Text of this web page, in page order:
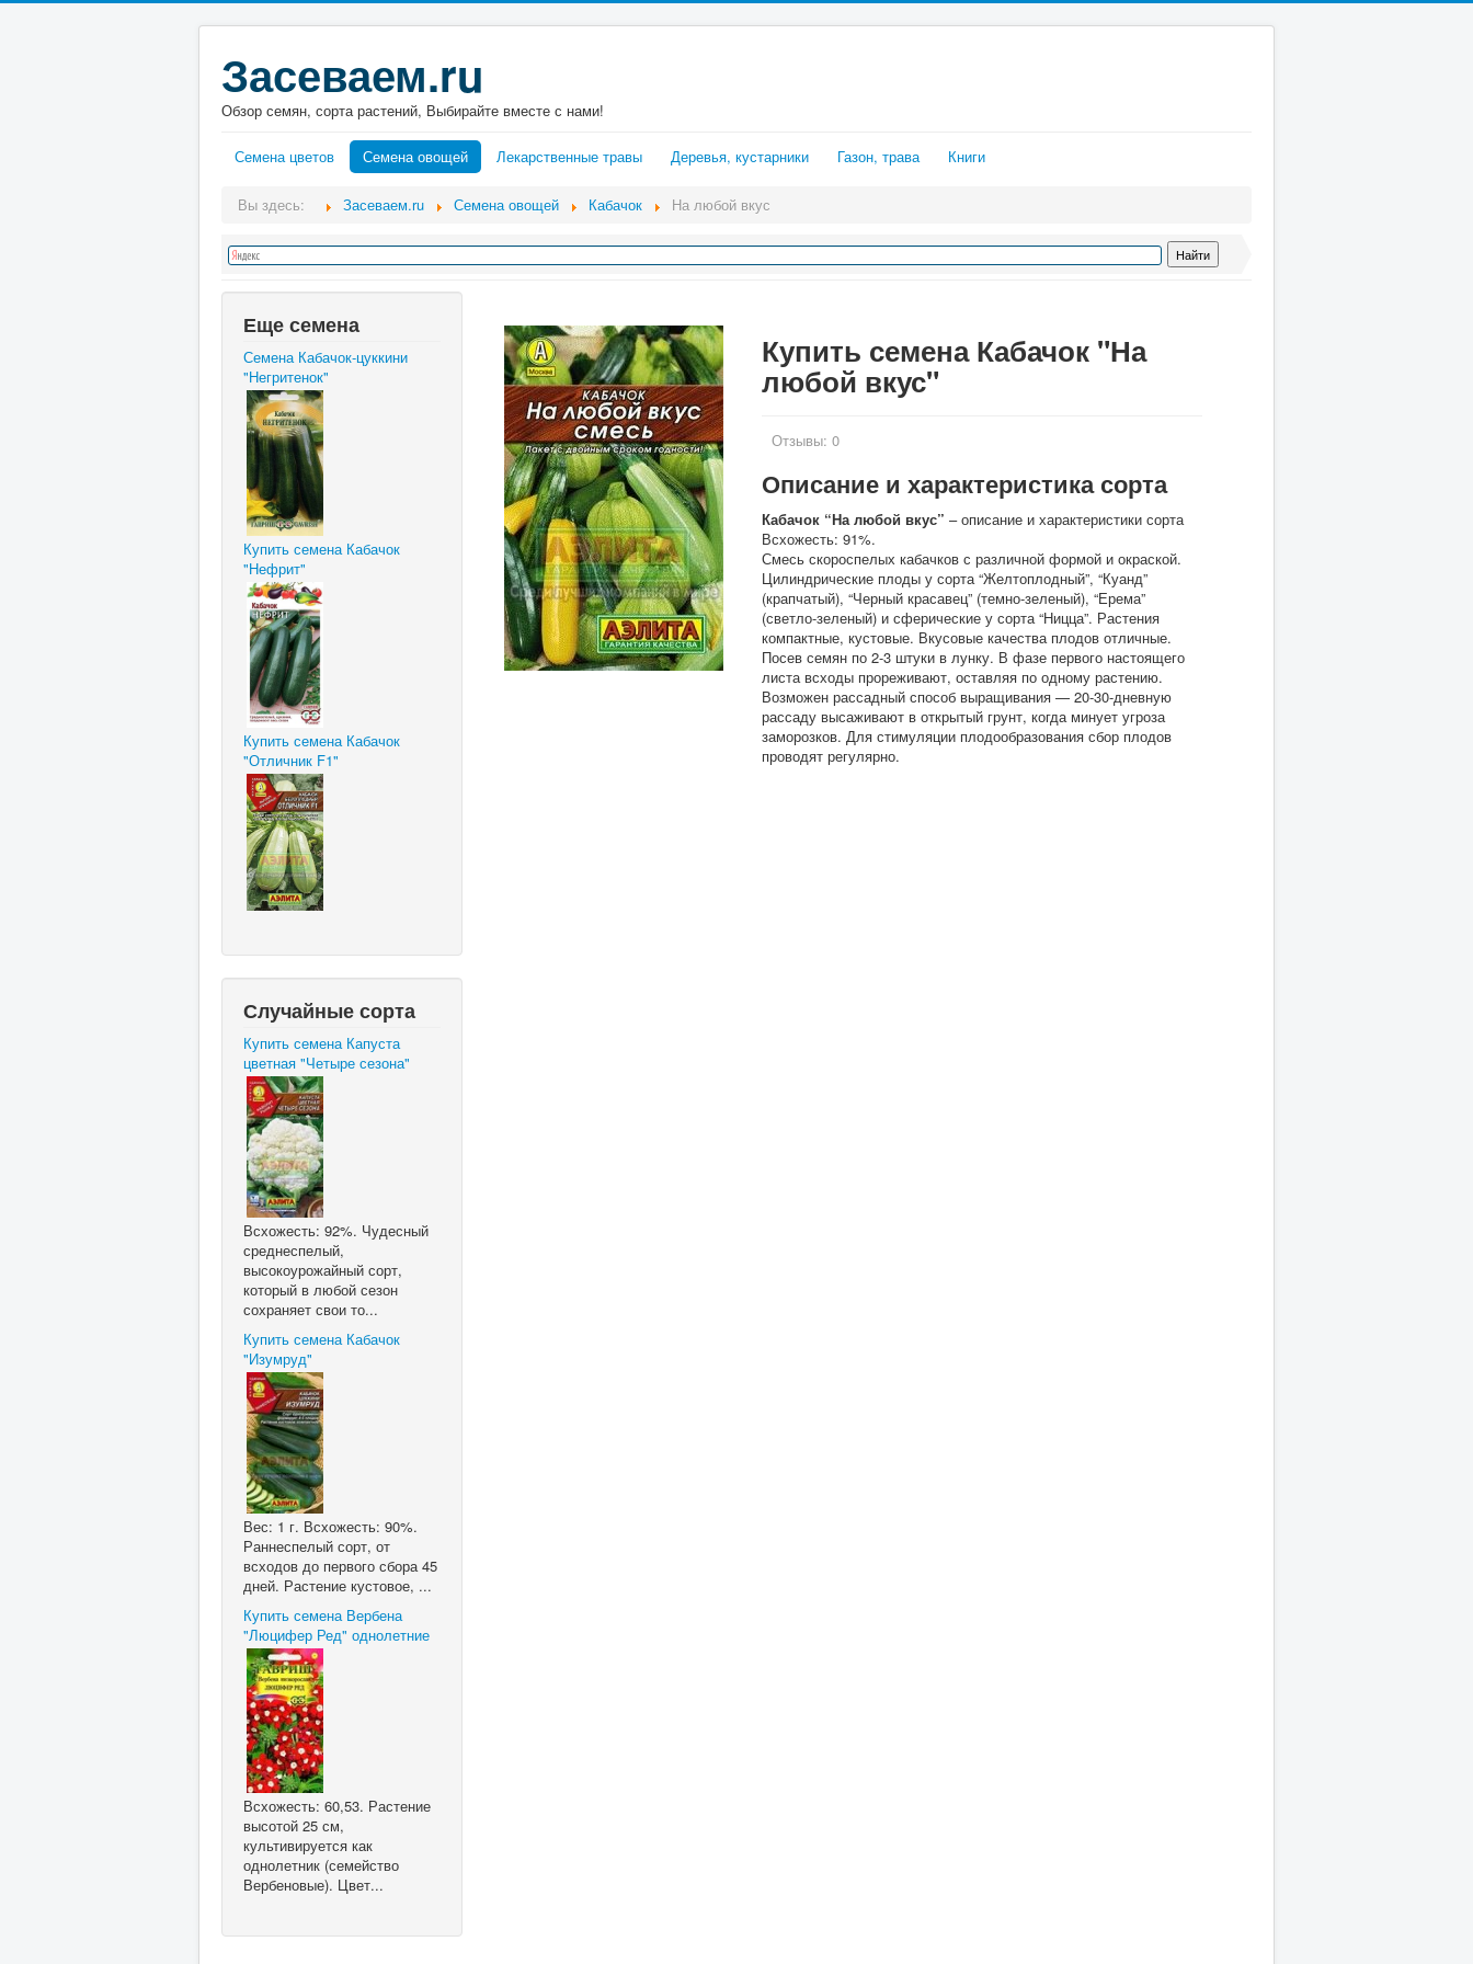
Засеваем.ru
Обзор семян, сорта растений, Выбирайте вместе с нами!
Семена цветов Семена овощей Лекарственные травы Деревья, кустарники Газон, трава Книги
Вы здесь: Засеваем.ru Семена овощей Кабачок На любой вкус
Еще семена
Семена Кабачок-цуккини
"Негритенок"
Купить семена Кабачок
"Нефрит"
Купить семена Кабачок
"Отличник F1"
Случайные сорта
Купить семена Капуста
цветная "Четыре сезона"
Всхожесть: 92%. Чудесный
среднеспелый,
высокоурожайный сорт,
который в любой сезон
сохраняет свои то...
Купить семена Кабачок
"Изумруд"
Вес: 1 г. Всхожесть: 90%.
Раннеспелый сорт, от
всходов до первого сбора 45
дней. Растение кустовое, ...
Купить семена Вербена
"Люцифер Ред" однолетние
Всхожесть: 60,53. Растение
высотой 25 см,
культивируется как
однолетник (семейство
Вербеновые). Цвет...
Купить семена Кабачок "На
любой вкус"
Отзывы:0
Описание и характеристика сорта
Кабачок “На любой вкус” – описание и характеристики сорта
Всхожесть: 91%.
Смесь скороспелых кабачков с различной формой и окраской.
Цилиндрические плоды у сорта “Желтоплодный”, “Куанд”
(крапчатый), “Черный красавец” (темно-зеленый), “Ерема”
(светло-зеленый) и сферические у сорта “Ницца”. Растения
компактные, кустовые. Вкусовые качества плодов отличные.
Посев семян по 2-3 штуки в лунку. В фазе первого настоящего
листа всходы прореживают, оставляя по одному растению.
Возможен рассадный способ выращивания — 20-30-дневную
рассаду высаживают в открытый грунт, когда минует угроза
заморозков. Для стимуляции плодообразования сбор плодов
проводят регулярно.